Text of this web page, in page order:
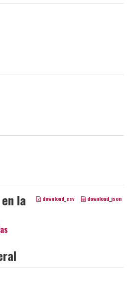
download_csv download_json
la